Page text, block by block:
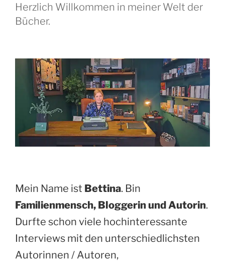
Herzlich Willkommen in meiner Welt der
Bücher.
Mein Name ist Bettina. Bin
Familienmensch, Bloggerin und Autorin.
Durfte schon viele hochinteressante
Interviews mit den unterschiedlichsten
Autorinnen / Autoren,